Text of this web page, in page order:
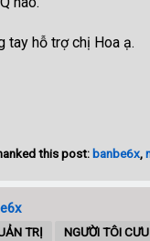
tay hỗ trợ chị Hoa ạ.
this post: banbe6x,
TRỊ
NGƯỜI TÔI